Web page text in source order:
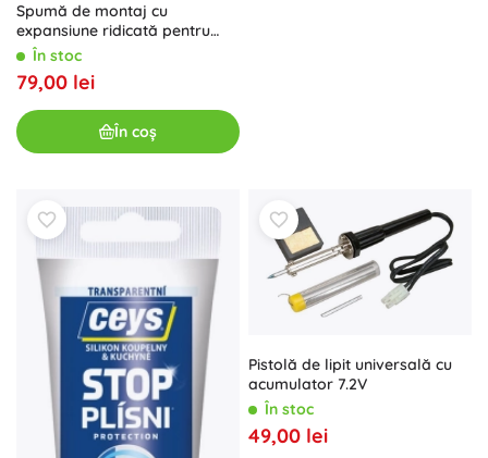
Spumă de montaj cu
expansiune ridicată pentru
pistol 750 ml CEYS
În stoc
79,00 lei
În coș
Pistolă de lipit universală cu
acumulator 7.2V
În stoc
49,00 lei